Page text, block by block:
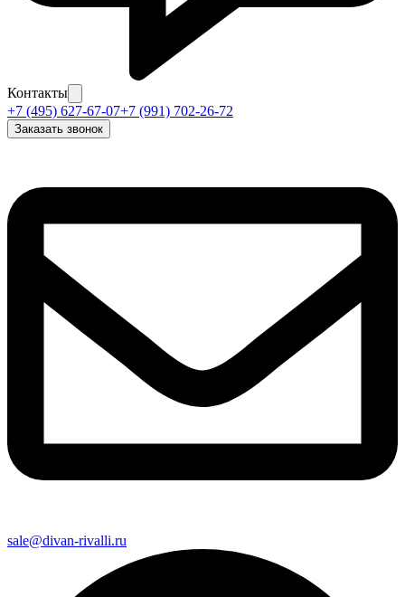
Контакты
+7 (495) 627-67-07+7 (991) 702-26-72
Заказать звонок
sale@divan-rivalli.ru